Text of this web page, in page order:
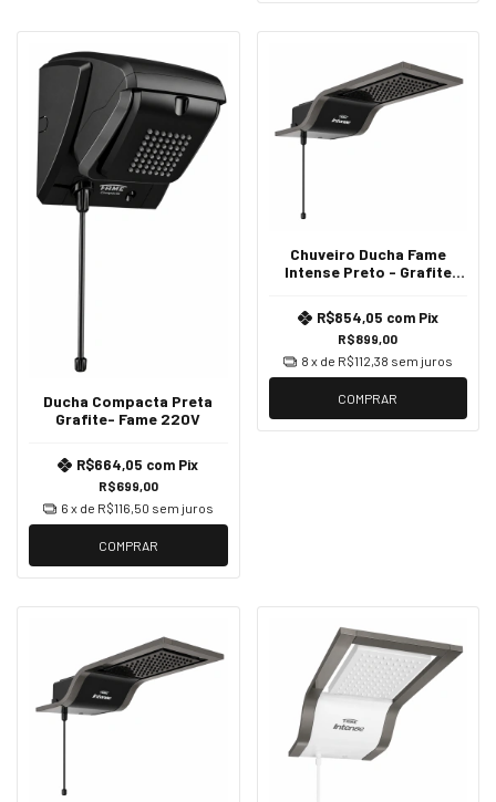
Ducha Compacta Preta
Grafite- Fame 220V
R$699,00
R$664,05 com Pix
6 x de R$116,50 sem juros
COMPRAR
Chuveiro Ducha Fame
Intense Preto - Grafite
R$899,00
R$854,05 com Pix
8 x de R$112,38 sem juros
COMPRAR